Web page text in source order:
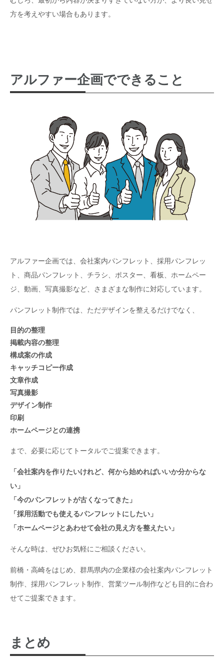
方を考えやすい場合もあります。
アルファー企画でできること
アルファー企画では、会社案内パンフレット、採用パンフレッ
ト、商品パンフレット、チラシ、ポスター、看板、ホームペー
ジ、動画、写真撮影など、さまざまな制作に対応しています。
パンフレット制作では、ただデザインを整えるだけでなく、
目的の整理
掲載内容の整理
構成案の作成
キャッチコピー作成
文章作成
写真撮影
デザイン制作
印刷
ホームページとの連携
まで、必要に応じてトータルでご提案できます。
「会社案内を作りたいけれど、何から始めればいいか分からな
い」
「今のパンフレットが古くなってきた」
「採用活動でも使えるパンフレットにしたい」
「ホームページとあわせて会社の見え方を整えたい」
そんな時は、ぜひお気軽にご相談ください。
前橋・高崎をはじめ、群馬県内の企業様の会社案内パンフレット
制作、採用パンフレット制作、営業ツール制作なども目的に合わ
せてご提案できます。
まとめ